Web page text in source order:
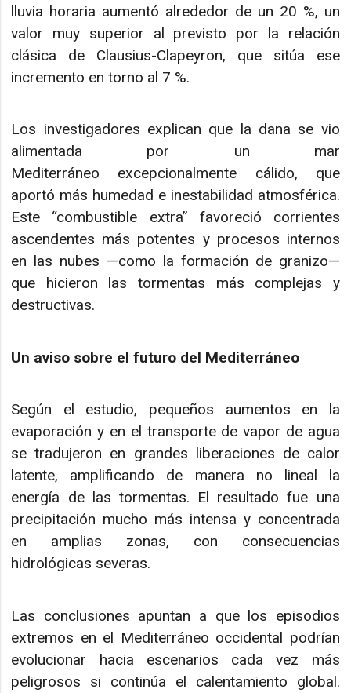
lluvia horaria aumentó alrededor de un 20 %, un
valor muy superior al previsto por la relación
clásica de Clausius-Clapeyron, que sitúa ese
incremento en torno al 7 %.
Los investigadores explican que la dana se vio
alimentada por un mar
Mediterráneo excepcionalmente cálido, que
aportó más humedad e inestabilidad atmosférica.
Este “combustible extra” favoreció corrientes
ascendentes más potentes y procesos internos
en las nubes —como la formación de granizo—
que hicieron las tormentas más complejas y
destructivas.
Un aviso sobre el futuro del Mediterráneo
Según el estudio, pequeños aumentos en la
evaporación y en el transporte de vapor de agua
se tradujeron en grandes liberaciones de calor
latente, amplificando de manera no lineal la
energía de las tormentas. El resultado fue una
precipitación mucho más intensa y concentrada
en amplias zonas, con consecuencias
hidrológicas severas.
Las conclusiones apuntan a que los episodios
extremos en el Mediterráneo occidental podrían
evolucionar hacia escenarios cada vez más
peligrosos si continúa el calentamiento global.